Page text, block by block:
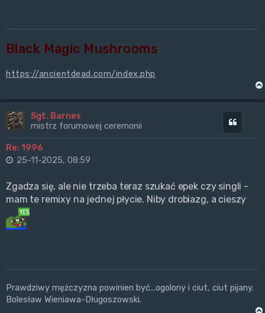
Black Magic Mushrooms
https://ancientdead.com/index.php
Sgt. Barnes
mistrz forumowej ceremonii
Re: 1996
25-11-2025, 08:59
Zgadza się, ale nie trzeba teraz szukać epek czy singli -
mam te remixy na jednej płycie. Niby drobiazg, a cieszy
Prawdziwy mężczyzna powinien być...ogolony i ciut, ciut pijany.
Bolesław Wieniawa-Długoszowski.